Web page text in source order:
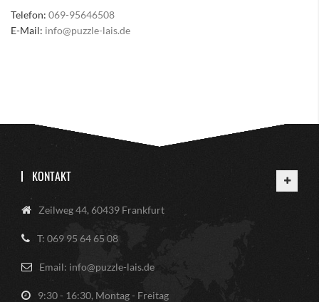
Telefon: 069-95646508
E-Mail: info@puzzle-lais.de
KONTAKT
Zeilweg 44, 60439 Frankfurt
T: 069 95 64 65 08
Email: info@puzzle-lais.de
9:30 - 16:30, Montag - Freitag